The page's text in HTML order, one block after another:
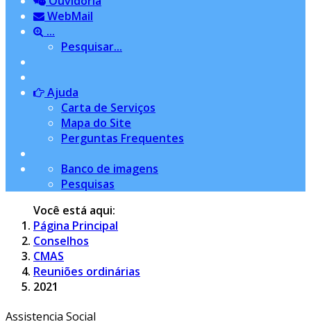
WebMail
...
Pesquisar...
Ajuda
Carta de Serviços
Mapa do Site
Perguntas Frequentes
Banco de imagens
Pesquisas
Você está aqui:
Página Principal
Conselhos
CMAS
Reuniões ordinárias
2021
Assistencia Social